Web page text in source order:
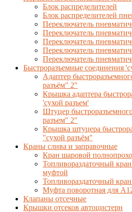
Блок распределителей
Блок распределителей
Переключатель
Переключатель
Переключатель
Переключатель
Переключатель
Быстроразъемные соединения
Адаптер
разъём" 2"
Крышка адаптера
'сухой разъем'
Штуцер
разъем" 2"
Крышка штуцера
"сухой разъём"
Краны слива и заправочные
Кран шаровой
Топливораздаточный
муфтой
Топливораздаточный
Муфта поворотная для
Клапаны отсечные
Крышки отсеков автоцистерн